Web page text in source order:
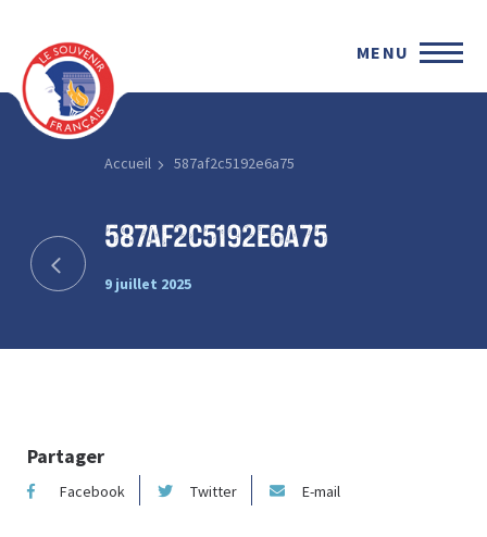
MENU
Accueil 587af2c5192e6a75
587af2c5192e6a75
9 juillet 2025
Partager
Facebook Twitter E-mail